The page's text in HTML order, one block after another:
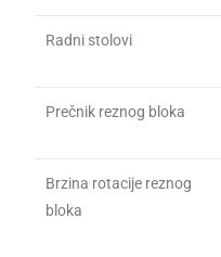
Radni stolovi
Prečnik reznog bloka
Brzina rotacije reznog
bloka